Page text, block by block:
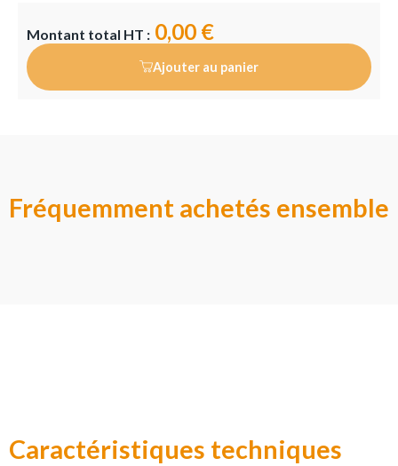
Montant total HT : 0,00 €
Ajouter au panier
Fréquemment achetés ensemble
Caractéristiques techniques